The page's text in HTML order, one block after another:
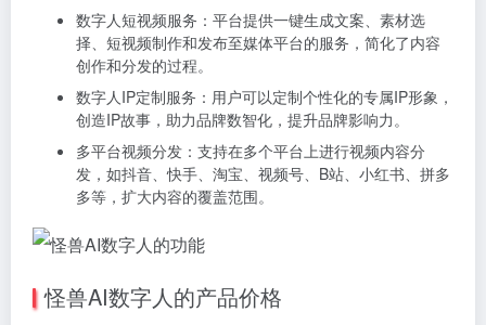
数字人短视频服务：平台提供一键生成文案、素材选
择、短视频制作和发布至媒体平台的服务，简化了内容
创作和分发的过程。
数字人IP定制服务：用户可以定制个性化的专属IP形象，
创造IP故事，助力品牌数智化，提升品牌影响力。
多平台视频分发：支持在多个平台上进行视频内容分
发，如抖音、快手、淘宝、视频号、B站、小红书、拼多
多等，扩大内容的覆盖范围。
怪兽AI数字人的产品价格